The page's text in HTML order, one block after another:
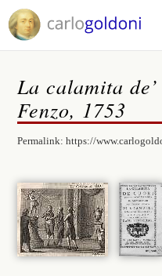
La calamita
Fenzo, 1753
Permalink:https://